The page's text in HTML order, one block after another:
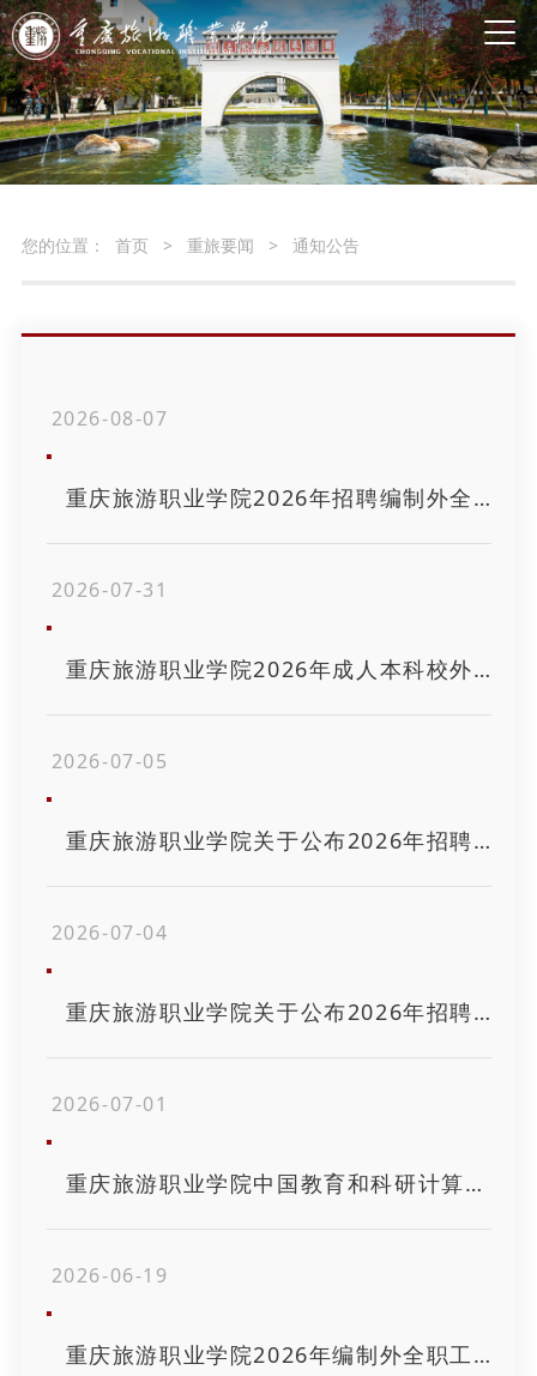
您的位置： 首页 > 重旅要闻 > 通知公告
2026-08-07
重庆旅游职业学院2026年招聘编制外全职工作人员拟聘人员公示
2026-07-31
重庆旅游职业学院2026年成人本科校外教学点招生简章
2026-07-05
重庆旅游职业学院关于公布2026年招聘编制外全职工作人员考试总成绩及进人体检人员名单的通知
2026-07-04
重庆旅游职业学院关于公布2026年招聘编制外全职工作人员笔试成绩及进人面试人员名单的通知
2026-07-01
重庆旅游职业学院中国教育和科研计算机网接入服务项目单一来源采购成交结果公示
2026-06-19
重庆旅游职业学院2026年编制外全职工作人员招聘公告